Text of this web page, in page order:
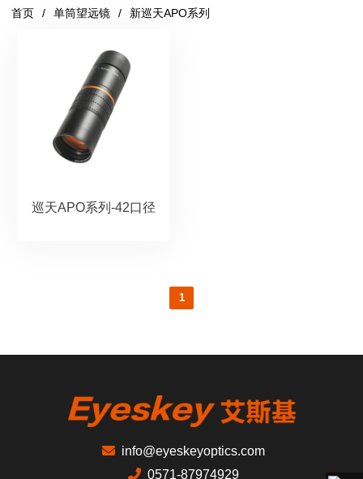
首页 单筒望远镜 新巡天APO系列
巡天APO系列-42口径
1
info@eyeskeyoptics.com
0571-87974929